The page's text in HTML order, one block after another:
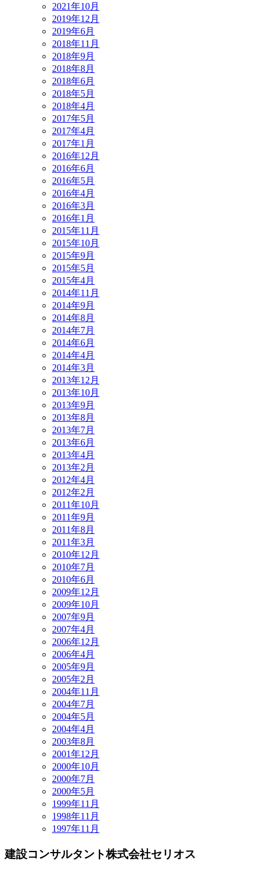
2021年10月
2019年12月
2019年6月
2018年11月
2018年9月
2018年8月
2018年6月
2018年5月
2018年4月
2017年5月
2017年4月
2017年1月
2016年12月
2016年6月
2016年5月
2016年4月
2016年3月
2016年1月
2015年11月
2015年10月
2015年9月
2015年5月
2015年4月
2014年11月
2014年9月
2014年8月
2014年7月
2014年6月
2014年4月
2014年3月
2013年12月
2013年10月
2013年9月
2013年8月
2013年7月
2013年6月
2013年4月
2013年2月
2012年4月
2012年2月
2011年10月
2011年9月
2011年8月
2011年3月
2010年12月
2010年7月
2010年6月
2009年12月
2009年10月
2007年9月
2007年4月
2006年12月
2006年4月
2005年9月
2005年2月
2004年11月
2004年7月
2004年5月
2004年4月
2003年8月
2001年12月
2000年10月
2000年7月
2000年5月
1999年11月
1998年11月
1997年11月
建設コンサルタント株式会社セリオス